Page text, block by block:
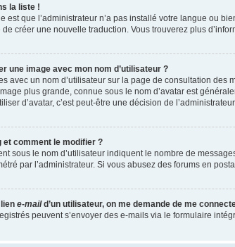
la liste !
est que l’administrateur n’a pas installé votre langue ou
créer une nouvelle traduction. Vous trouverez plus
une image avec mon nom d’utilisateur ?
avec un nom d’utilisateur sur la page de consultation
plus grande, connue sous le nom d’avatar est
d’avatar, c’est peut-être une décision de
et comment le modifier ?
sous le nom d’utilisateur indiquent le nombre de
par l’administrateur. Si vous abusez des forums en
e-maild’un utilisateur, on me demande de me
peuvent s’envoyer des e-mails via le formulaire